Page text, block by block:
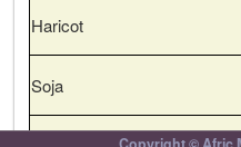
Haricot
Soja